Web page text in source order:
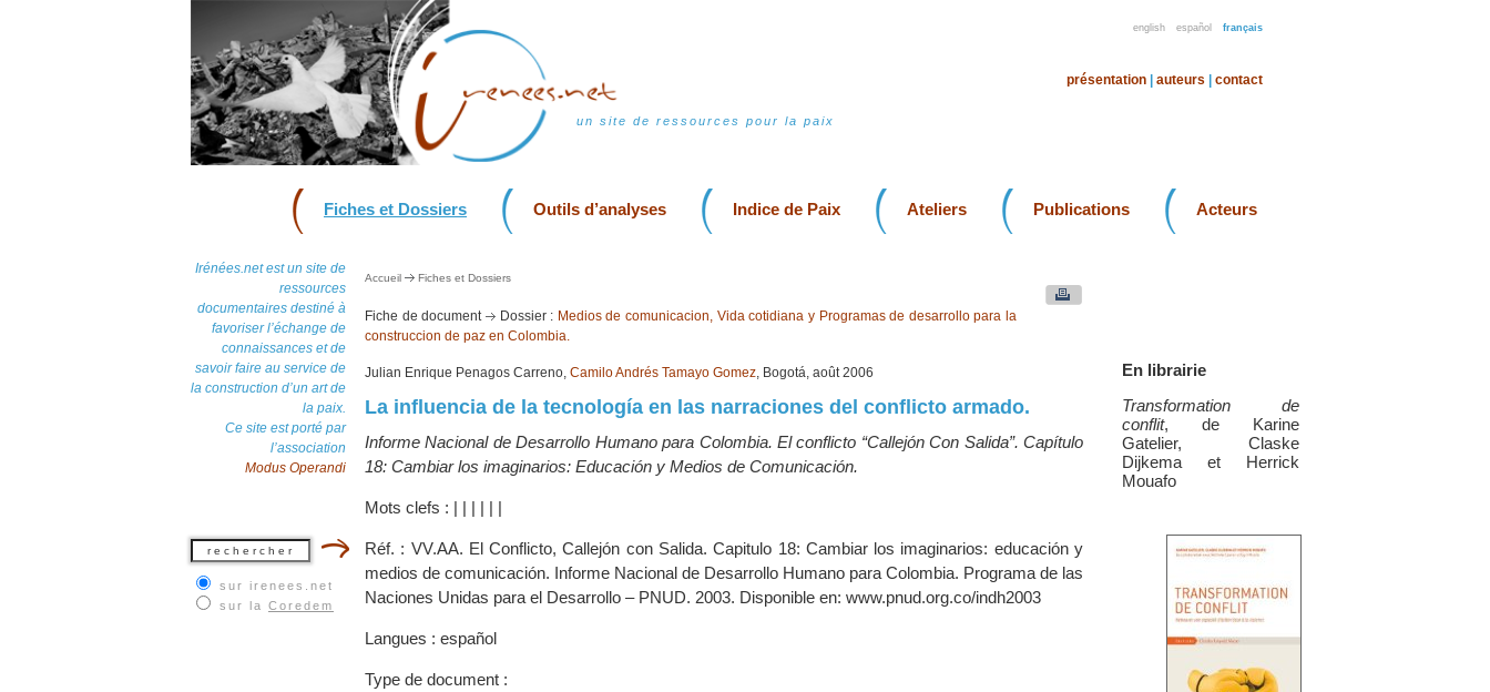
english español français
un site de ressources pour la paix
présentation auteurs contact
Fiches et Dossiers Outils d’analyses Indice de Paix Ateliers Publications Acteurs
Irénées.net est un site de
ressources
documentaires destiné à
favoriser l’échange de
connaissances et de
savoir faire au service de
la construction d’un art de
la paix.
Ce site est porté par
l’association
Modus Operandi
sur irenees.net
sur la Coredem
En librairie
Transformation de
conflit, de Karine
Gatelier, Claske
Dijkema et Herrick
Mouafo
Accueil Fiches et Dossiers
Fiche de document Dossier : Medios de comunicacion, Vida cotidiana y Programas de desarrollo para la
construccion de paz en Colombia.
Julian Enrique Penagos Carreno, Camilo Andrés Tamayo Gomez, Bogotá, août 2006
La influencia de la tecnología en las narraciones del conflicto armado.
Informe Nacional de Desarrollo Humano para Colombia. El conflicto “Callejón Con Salida”. Capítulo
18: Cambiar los imaginarios: Educación y Medios de Comunicación.
Mots clefs : | | | | | |
Réf. : VV.AA. El Conflicto, Callejón con Salida. Capitulo 18: Cambiar los imaginarios: educación y
medios de comunicación. Informe Nacional de Desarrollo Humano para Colombia. Programa de las
Naciones Unidas para el Desarrollo – PNUD. 2003. Disponible en: www.pnud.org.co/indh2003
Langues : español
Type de document :